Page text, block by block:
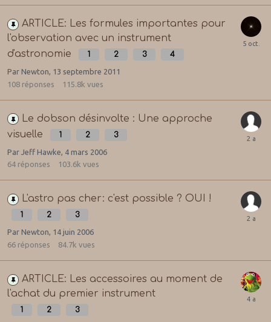
ARTICLE: Les formules importantes pour
l'observation avec un instrument
d'astronomie
1 2 3
4
Par Newton, 13 septembre 2011
108 réponses 115.8k vues
Le dobson désinvolte : Une approche
visuelle
1 2
3
Par Jeff Hawke 4 mars 2006
64 réponses 103.6k vues
L'astro pas cher: c'est possible ? OUI !
1 2
3
Par Newton, 14 juin 2006
66 réponses 84.7k vues
ARTICLE: Les accessoires au moment de
l'achat du premier instrument
1 2
3